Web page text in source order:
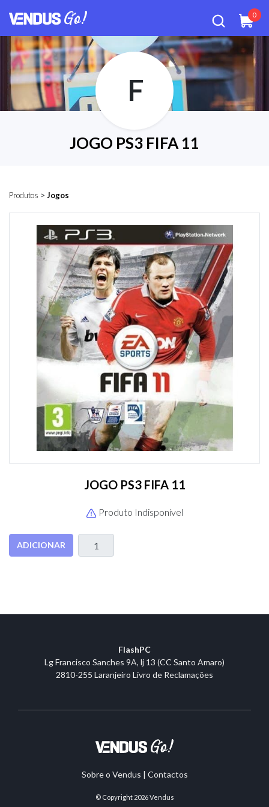
0
F
JOGO PS3 FIFA 11
Produtos > Jogos
JOGO PS3 FIFA 11
Produto Indisponível
ADICIONAR
FlashPC
Lg Francisco Sanches 9A, lj 13 (CC Santo Amaro)
2810-255 Laranjeiro Livro de Reclamações
Sobre o Vendus | Contactos
© Copyright 2026Vendus